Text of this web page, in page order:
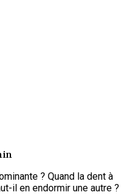
? Quand la dent à
il en endormir une autre ?